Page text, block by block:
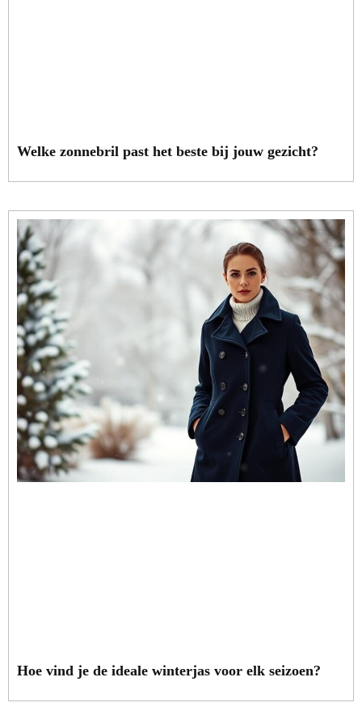
Welke zonnebril past het beste bij jouw gezicht?
Hoe vind je de ideale winterjas voor elk seizoen?